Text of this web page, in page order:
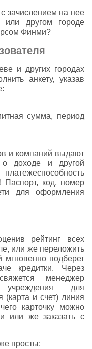
зачислением на нее
другом городе
Финми?
и других городах
анкету, указав
сумма, период
и компаний выдают
о доходе и другой
Паспорт, код, номер
для оформления
рейтинг всех
или же переложить
мгновенно подберет
кредитки. Через
менеджер
учреждения для
(карта и счет) линия
карточку можно
или же заказать с
просты: